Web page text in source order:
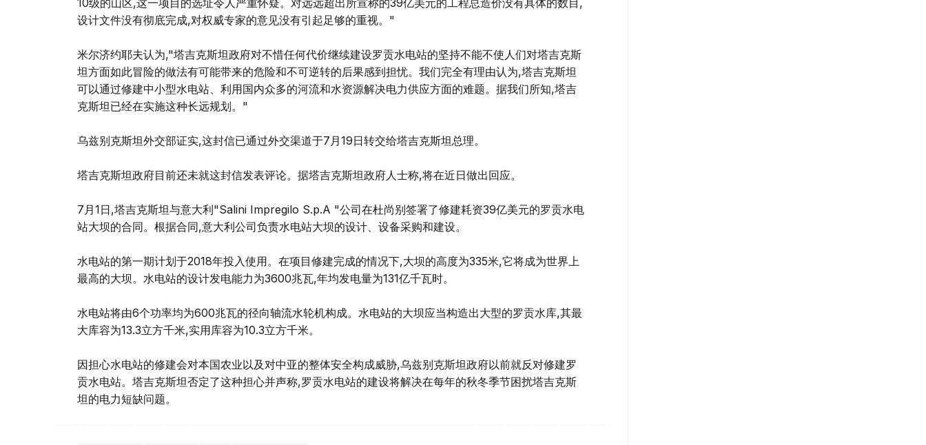
10级的山区,这一项目的选址令人严重怀疑。对远远超出所宣称的39亿美元的工程总造价没有具体的数目,
设计文件没有彻底完成,对权威专家的意见没有引起足够的重视。"
米尔济约耶夫认为,"塔吉克斯坦政府对不惜任何代价继续建设罗贡水电站的坚持不能不使人们对塔吉克斯
坦方面如此冒险的做法有可能带来的危险和不可逆转的后果感到担忧。我们完全有理由认为,塔吉克斯坦
可以通过修建中小型水电站、利用国内众多的河流和水资源解决电力供应方面的难题。据我们所知,塔吉
克斯坦已经在实施这种长远规划。"
乌兹别克斯坦外交部证实,这封信已通过外交渠道于7月19日转交给塔吉克斯坦总理。
塔吉克斯坦政府目前还未就这封信发表评论。据塔吉克斯坦政府人士称,将在近日做出回应。
7月1日,塔吉克斯坦与意大利"Salini Impregilo S.p.A "公司在杜尚别签署了修建耗资39亿美元的罗贡水电
站大坝的合同。根据合同,意大利公司负责水电站大坝的设计、设备采购和建设。
水电站的第一期计划于2018年投入使用。在项目修建完成的情况下,大坝的高度为335米,它将成为世界上
最高的大坝。水电站的设计发电能力为3600兆瓦,年均发电量为131亿千瓦时。
水电站将由6个功率均为600兆瓦的径向轴流水轮机构成。水电站的大坝应当构造出大型的罗贡水库,其最
大库容为13.3立方千米,实用库容为10.3立方千米。
因担心水电站的修建会对本国农业以及对中亚的整体安全构成威胁,乌兹别克斯坦政府以前就反对修建罗
贡水电站。塔吉克斯坦否定了这种担心并声称,罗贡水电站的建设将解决在每年的秋冬季节困扰塔吉克斯
坦的电力短缺问题。